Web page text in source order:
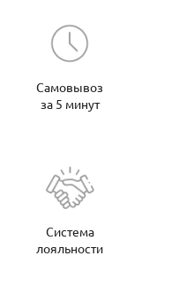
Самовывоз
за 5 минут
Система
лояльности